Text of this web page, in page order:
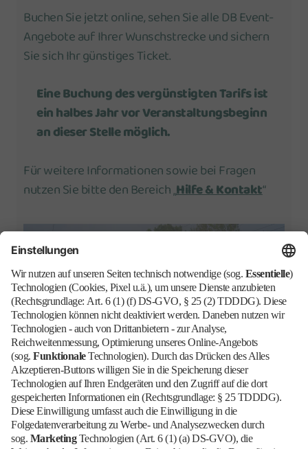
Buchen Sie jetzt online, sehen Sie alle DB Event-
Angebote auf Ihrer Wunschstrecke und sichern
Sie sich Ihr günstiges Ticket.
Eine Buchung des vergünstigten Tarifs ist
ein halbes Jahr vor Veranstaltungsbeginn
an dieser Stelle möglich.
Für weitere Informationen sowie bei Fragen
nutzen Sie bitte den Bereich „Hilfe & Kontakt“